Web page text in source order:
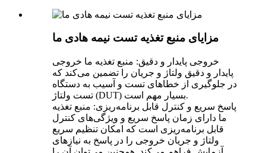
مزایای منبع تغذیه تست نیمه هادی ما
خروجی پایدار و دقیق: منبع تغذیه ما خروجی
پایدار و دقیق ولتاژ و جریان را تضمین می‌کند که
در جلوگیری از خطاهای تست و آسیب به دستگاه
تست ولتاژ (DUT) بسیار مهم است.
پاسخ سریع و کنترل قابل برنامه‌ریزی: منبع تغذیه
ما دارای زمان پاسخ سریع و ویژگی‌های کنترل
قابل برنامه‌ریزی است که امکان تنظیم سریع
ولتاژ و جریان خروجی را در پاسخ به نیازهای